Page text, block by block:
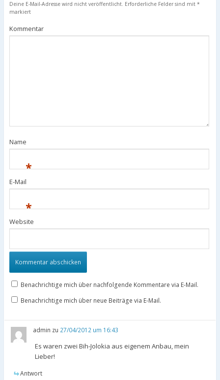
Deine E-Mail-Adresse wird nicht veröffentlicht. Erforderliche Felder sind mit *
markiert
Kommentar
Name
*
E-Mail
*
Website
Benachrichtige mich über nachfolgende Kommentare via E-Mail.
Benachrichtige mich über neue Beiträge via E-Mail.
admin zu 27/04/2012 um 16:43
Es waren zwei Bih-Jolokia aus eigenem Anbau, mein
Lieber!
Antwort